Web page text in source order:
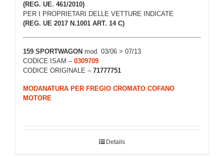
(REG. UE. 461/2010)
PER I PROPRIETARI DELLE VETTURE INDICATE
(REG. UE 2017 N.1001 ART. 14 C)
159 SPORTWAGON mod. 03/06 > 07/13
CODICE ISAM – 0309709
CODICE ORIGINALE – 71777751
MODANATURA PER FREGIO CROMATO COFANO
MOTORE
Details